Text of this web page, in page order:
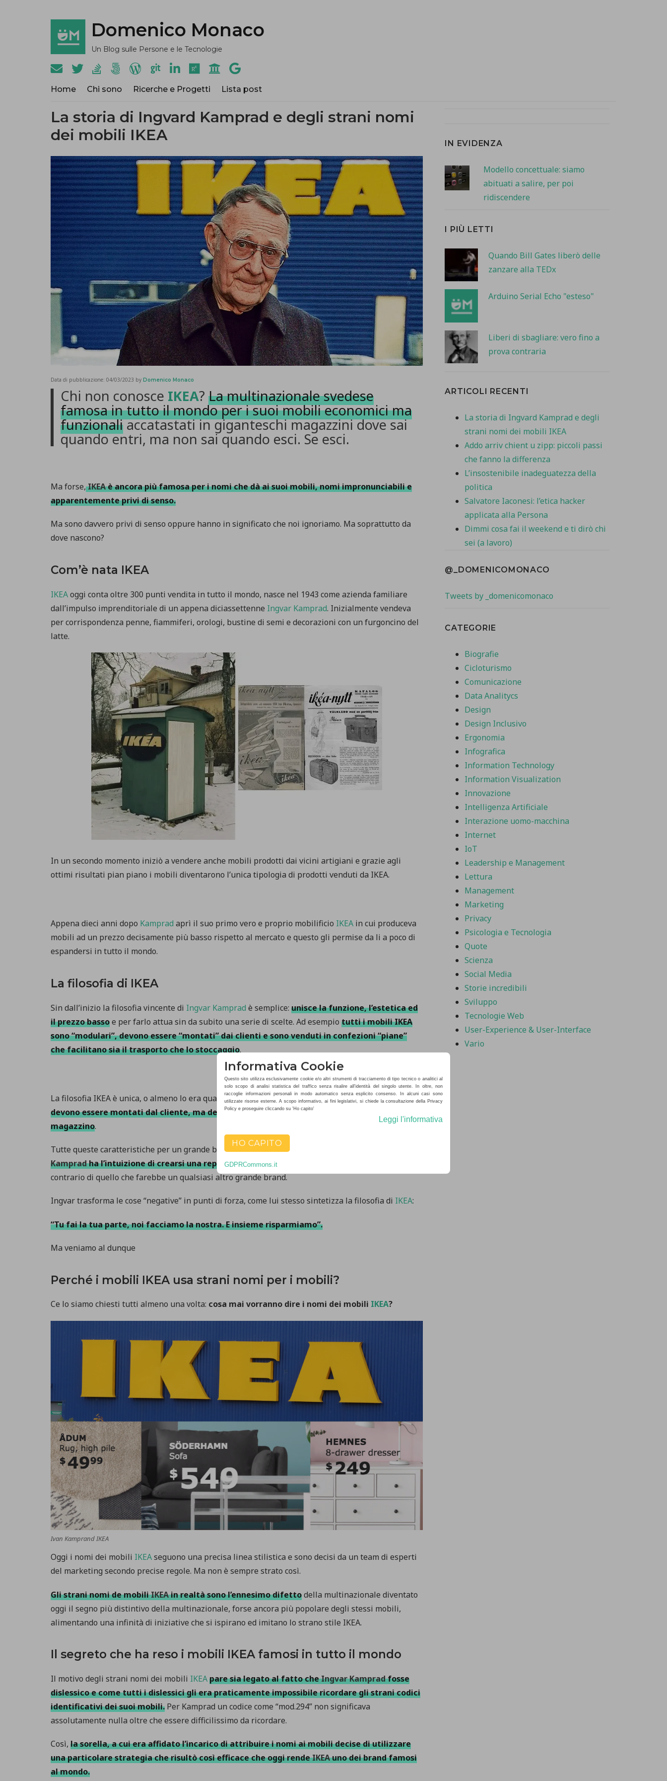
Domenico Monaco
Un Blog sulle Persone e le Tecnologie
Home Chi sono Ricerche e Progetti Lista post
La storia di Ingvard Kamprad e degli strani nomi
dei mobili IKEA
Data di pubblicazione: 04/03/2023 by Domenico Monaco
Chi non conosce IKEA? La multinazionale svedese
famosa in tutto il mondo per i suoi mobili economici ma
funzionaliaccatastati in giganteschi magazzini dove sai
quando entri, ma non sai quando esci. Se esci.
Ma forse, IKEAè ancora più famosa per i nomi che dà ai suoi mobili, nomi impronunciabili e
apparentemente privi di senso.
Ma sono davvero privi di senso oppure hanno in significato che noi ignoriamo. Ma soprattutto da
dove nascono?
Com’è nata IKEA
IKEAoggi conta oltre 300 punti vendita in tutto il mondo, nasce nel 1943 come azienda familiare
dall’impulso imprenditoriale di un appena diciassettenne Ingvar Kamprad. Inizialmente vendeva
per corrispondenza penne, fiammiferi, orologi, bustine di semi e decorazioni con un furgoncino del
latte.
In un secondo momento iniziò a vendere anche mobili prodotti dai vicini artigiani e grazie agli
ottimi risultati pian piano i mobili diventarono l’unica tipologia di prodotti venduti da IKEA.
Appena dieci anni dopo Kamprad aprì il suo primo vero e proprio mobilificio IKEA in cui produceva
mobili ad un prezzo decisamente più basso rispetto al mercato e questo gli permise da li a poco di
espandersi in tutto il mondo.
La filosofia di IKEA
Sin dall’inizio la filosofia vincente di Ingvar Kamprad è semplice: unisce la funzione, l’estetica ed
il prezzo bassoe per farlo attua sin da subito una serie di scelte. Ad esempio tutti i mobili IKEA
sono “modulari”, devono essere “montati” dai clienti e sono venduti in confezioni “piane”
che facilitano sia il trasporto che lo stoccaggio.
La filosofia IKEA è unica, o almeno lo era quando nacque. Tutti sappiamo che i mobili IKEAnon solo
devono essere montati dal cliente, ma devi essere tu ad andare trovarli negli scaffali nel
magazzino.
Tutte queste caratteristiche per un grande brand rinomatosarebbero dei “difetti”, invece
Kampradha l’intuizione di crearsi una reputazione anche attorno ai “difetti”
contrario di quello che farebbe un qualsiasi altro grande brand.
Ingvar trasforma le cose “negative” in punti di forza, come lui stesso sintetizza la filosofia di IKEA:
“Tu fai la tua parte, noi facciamo la nostra. E insieme risparmiamo”.
Ma veniamo al dunque
Perché i mobili IKEA usa strani nomi per i mobili?
Ce lo siamo chiesti tutti almeno una volta: cosa mai vorranno dire i nomi dei mobili IKEA?
Ivan Kamprand IKEA
Oggi i nomi dei mobili IKEAseguono una precisa linea stilistica e sono decisi da un team di esperti
del marketing secondo precise regole. Ma non è sempre strato così.
Gli strani nomi de mobiliIKEAin realtà sono l’ennesimo difettodella multinazionale diventato
oggi il segno più distintivo della multinazionale, forse ancora più popolare degli stessi mobili,
alimentando una infinità di iniziative che si ispirano ed imitano lo strano stile IKEA.
Il segreto che ha reso i mobili IKEA famosi in tutto il mondo
Il motivo degli strani nomi dei mobili IKEApare sia legato al fatto cheIngvar Kampradfosse
dislessico e come tutti i dislessici gli era praticamente impossibile ricordare gli strani codici
identificativi dei suoi mobili. Per Kamprad un codice come “mod.294” non significava
assolutamente nulla oltre che essere difficilissimo da ricordare.
Così, la sorella, a cui era affidato l’incarico di attribuire i nomi ai mobili decise di utilizzare
una particolare strategia che risultò così efficace che oggi rendeIKEAuno dei brand famosi
al mondo.
IN EVIDENZA
Modello concettuale: siamo
abituati a salire, per poi
ridiscendere
I PIÙ LETTI
Quando Bill Gates liberò delle
zanzare alla TEDx
Arduino Serial Echo "esteso"
Liberi di sbagliare: vero fino a
prova contraria
ARTICOLI RECENTI
La storia di Ingvard Kamprad e degli
strani nomi dei mobili IKEA
Addo arriv chient u zipp: piccoli passi
che fanno la differenza
L’insostenibile inadeguatezza della
politica
Salvatore Iaconesi: l’etica hacker
applicata alla Persona
Dimmi cosa fai il weekend e ti dirò chi
sei (a lavoro)
@_DOMENICOMONACO
Tweets by _domenicomonaco
CATEGORIE
Biografie
Cicloturismo
Comunicazione
Data Analitycs
Design
Design Inclusivo
Ergonomia
Infografica
Information Technology
Information Visualization
Innovazione
Intelligenza Artificiale
Interazione uomo-macchina
Internet
IoT
Leadership e Management
Lettura
Management
Marketing
Privacy
Psicologia e Tecnologia
Quote
Scienza
Social Media
Storie incredibili
Sviluppo
Tecnologie Web
User-Experience & User-Interface
Vario
Informativa Cookie
Questo sito utilizza esclusivamente cookie e/o altri strumenti di tracciamento di tipo tecnico o analitici al
solo scopo di analisi statistica del traffico senza risalire all'identità del singolo utente. In oltre, non
raccoglie informazioni personali in modo automatico senza esplicito consenso. In alcuni casi sono
utilizzate risorse esterne. A scopo informativo, ai fini legislativi, si chiede la consultazione della Privacy
Policy e proseguire cliccando su 'Ho capito'
Leggi l'informativa
HO CAPITO
GDPRCommons.it